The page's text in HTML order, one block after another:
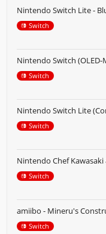
Nintendo Switch Lite -
Switch
Nintendo Switch
Switch
Nintendo Switch Lite
Switch
Nintendo Chef
Switch
amiibo - Mineru's
Switch